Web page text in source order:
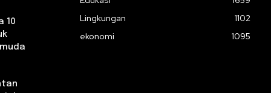
10
Lingkungan
1102
ekonomi
1095